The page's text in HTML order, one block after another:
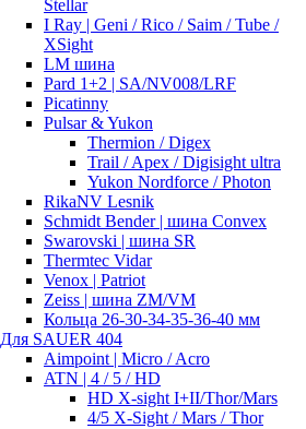
Stellar
I Ray | Geni / Rico / Saim / Tube /
XSight
LM шина
Pard 1+2 | SA/NV008/LRF
Picatinny
Pulsar & Yukon
Thermion / Digex
Trail / Apex / Digisight ultra
Yukon Nordforce / Photon
RikaNV Lesnik
Schmidt Bender | шина Convex
Swarovski | шина SR
Thermtec Vidar
Venox | Patriot
Zeiss | шина ZM/VM
Кольца 26-30-34-35-36-40 мм
Для SAUER 404
Aimpoint | Micro / Acro
ATN | 4 / 5 / HD
HD X-sight I+II/Thor/Mars
4/5 X-Sight / Mars / Thor